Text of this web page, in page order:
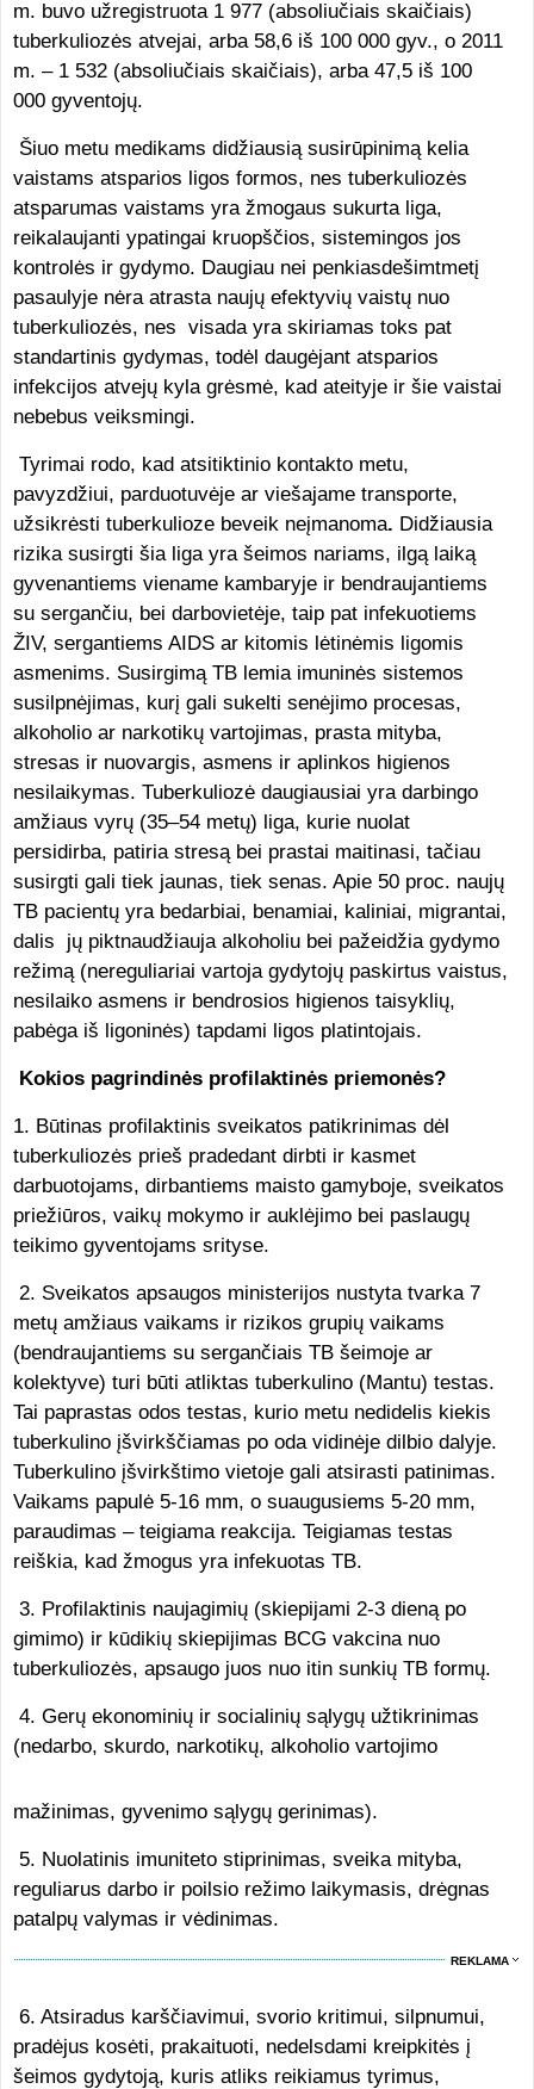
m. buvo užregistruota 1 977 (absoliučiais skaičiais)
tuberkuliozės atvejai, arba 58,6 iš 100 000 gyv., o 2011
m. – 1 532 (absoliučiais skaičiais), arba 47,5 iš 100
000 gyventojų.
Šiuo metu medikams didžiausią susirūpinimą kelia
vaistams atsparios ligos formos, nes tuberkuliozės
atsparumas vaistams yra žmogaus sukurta liga,
reikalaujanti ypatingai kruopščios, sistemingos jos
kontrolės ir gydymo. Daugiau nei penkiasdešimtmetį
pasaulyje nėra atrasta naujų efektyvių vaistų nuo
tuberkuliozės, nes visada yra skiriamas toks pat
standartinis gydymas, todėl daugėjant atsparios
infekcijos atvejų kyla grėsmė, kad ateityje ir šie vaistai
nebebus veiksmingi.
Tyrimai rodo, kad atsitiktinio kontakto metu,
pavyzdžiui, parduotuvėje ar viešajame transporte,
užsikrėsti tuberkulioze beveik neįmanoma. Didžiausia
rizika susirgti šia liga yra šeimos nariams, ilgą laiką
gyvenantiems viename kambaryje ir bendraujantiems
su sergančiu, bei darbovietėje, taip pat infekuotiems
ŽIV, sergantiems AIDS ar kitomis lėtinėmis ligomis
asmenims. Susirgimą TB lemia imuninės sistemos
susilpnėjimas, kurį gali sukelti senėjimo procesas,
alkoholio ar narkotikų vartojimas, prasta mityba,
stresas ir nuovargis, asmens ir aplinkos higienos
nesilaikymas. Tuberkuliozė daugiausiai yra darbingo
amžiaus vyrų (35–54 metų) liga, kurie nuolat
persidirba, patiria stresą bei prastai maitinasi, tačiau
susirgti gali tiek jaunas, tiek senas. Apie 50 proc. naujų
TB pacientų yra bedarbiai, benamiai, kaliniai, migrantai,
dalis jų piktnaudžiauja alkoholiu bei pažeidžia gydymo
režimą (nereguliariai vartoja gydytojų paskirtus vaistus,
nesilaiko asmens ir bendrosios higienos taisyklių,
pabėga iš ligoninės) tapdami ligos platintojais.
Kokios pagrindinės profilaktinės priemonės?
1. Būtinas profilaktinis sveikatos patikrinimas dėl
tuberkuliozės prieš pradedant dirbti ir kasmet
darbuotojams, dirbantiems maisto gamyboje, sveikatos
priežiūros, vaikų mokymo ir auklėjimo bei paslaugų
teikimo gyventojams srityse.
2. Sveikatos apsaugos ministerijos nustyta tvarka 7
metų amžiaus vaikams ir rizikos grupių vaikams
(bendraujantiems su sergančiais TB šeimoje ar
kolektyve) turi būti atliktas tuberkulino (Mantu) testas.
Tai paprastas odos testas, kurio metu nedidelis kiekis
tuberkulino įšvirkščiamas po oda vidinėje dilbio dalyje.
Tuberkulino įšvirkštimo vietoje gali atsirasti patinimas.
Vaikams papulė 5-16 mm, o suaugusiems 5-20 mm,
paraudimas – teigiama reakcija. Teigiamas testas
reiškia, kad žmogus yra infekuotas TB.
3. Profilaktinis naujagimių (skiepijami 2-3 dieną po
gimimo) ir kūdikių skiepijimas BCG vakcina nuo
tuberkuliozės, apsaugo juos nuo itin sunkių TB formų.
4. Gerų ekonominių ir socialinių sąlygų užtikrinimas
(nedarbo, skurdo, narkotikų, alkoholio vartojimo
mažinimas, gyvenimo sąlygų gerinimas).
5. Nuolatinis imuniteto stiprinimas, sveika mityba,
reguliarus darbo ir poilsio režimo laikymasis, drėgnas
patalpų valymas ir vėdinimas.
REKLAMA
6. Atsiradus karščiavimui, svorio kritimui, silpnumui,
pradėjus kosėti, prakaituoti, nedelsdami kreipkitės į
šeimos gydytoją, kuris atliks reikiamus tyrimus,